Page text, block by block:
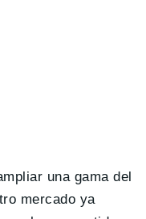
una gama del
mercado ya